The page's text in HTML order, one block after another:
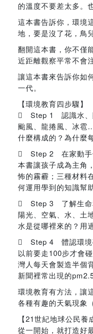
的溫度不要差太多。
這本書告訴你，環境
地，要是沒了花，鳥
翻開這本書，你不僅
近距離觀察平常不會
讓這本書來告訴你如
一代。
【環境教育四步驟】
 Step 1 認識水、
颱風、龍捲風、冰雹
什麼構成的？為什麼
 Step 2 在家動手
本書讓孩子成為主角
怖的霧霾；三種材料
何運用學到的知識幫
 Step 3 了解生命
陽光、空氣、水、土
水是從哪裡來的？用
 Step 4 體認環境
以前要走100步才會
灣人每天會製造半個
新聞裡常出現的
環境教育有方法，讓
各種有趣的天氣現象
【21世紀地球公民養
從一開始，就打造